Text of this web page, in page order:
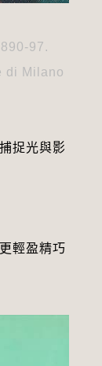
97.
di Milano
捉光與影
輕盈精巧